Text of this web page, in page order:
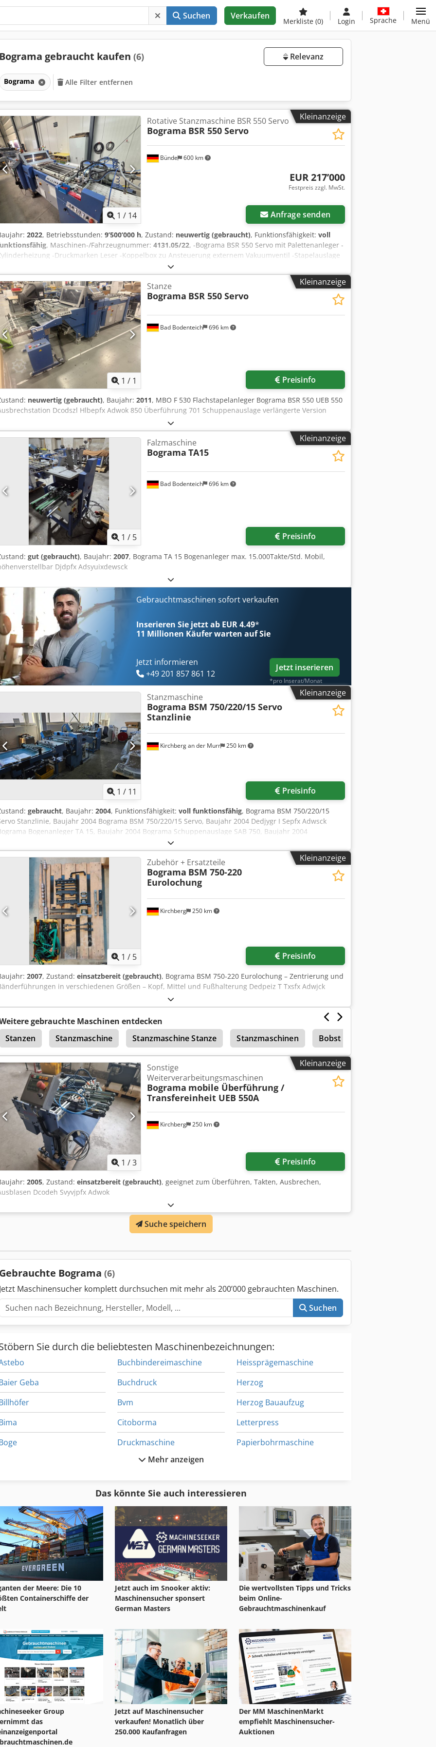
Suchen Verkaufen
Merkliste (0) Login Sprache Menü
Bograma gebraucht kaufen (6) Relevanz
Bograma Alle Filter entfernen
Kleinanzeige
1 / 14
Bünde 600 km
Rotative Stanzmaschine BSR 550 Servo
Bograma BSR 550 Servo
EUR 217’000
Festpreis zzgl. MwSt.
Anfrage senden
2022, Betriebsstunden: 9’500’000 h, Zustand: neuwertig (gebraucht), Funktionsfähigkeit: voll
, Maschinen-/Fahrzeugnummer: 4131.05/22, -Bograma BSR 550 Servo mit Palettenanleger -
-Druckmarken Leser -Koppelbox zu Ansteuerung externem Vakuumventil -Stapelauslage
STA 550BK für max 9 Nutzen -Leistung: 12.000 AT/h 165m/min Djdpfezl Skpsx Adweck -Min. Format 210 x
-Max. Format 550 x 750
Kleinanzeige
1 / 1
Bad Bodenteich 696 km
Stanze
Bograma BSR 550 Servo
Preisinfo
neuwertig (gebraucht), Baujahr: 2011, MBO F 530 Flachstapelanleger Bograma BSR 550 UEB 550
Dcodszl Hlbepfx Adwok 850 Überführung 701 Schuppenauslage verlängerte Version
Kleinanzeige
1 / 5
Bad Bodenteich 696 km
Falzmaschine
Bograma TA15
Preisinfo
gut (gebraucht), Baujahr: 2007, Bograma TA 15 Bogenanleger max. 15.000Takte/Std. Mobil,
Djdpfx Adsyuixdewsck
Gebrauchtmaschinen sofort verkaufen
Inserieren Sie jetzt ab EUR 4.49*
11 Millionen Käufer warten auf Sie
Jetzt informieren
+49 201 857 861 12
Jetzt inserieren
*pro Inserat/Monat
Kleinanzeige
1 / 11
Kirchberg an der Murr 250 km
Stanzmaschine
Bograma BSM 750/220/15 Servo
Stanzlinie
Preisinfo
gebraucht, Baujahr: 2004, Funktionsfähigkeit: voll funktionsfähig, Bograma BSM 750/220/15
Stanzlinie, Baujahr 2004 Bograma BSM 750/220/15 Servo, Baujahr 2004 Dedjygr I Sepfx Adwsck
Bogenanleger TA 15, Baujahr 2004 Bograma Schuppenauslage SAB 750, Baujahr 2004
Kleinanzeige
1 / 5
Kirchberg 250 km
Zubehör + Ersatzteile
Bograma BSM 750-220
Eurolochung
Preisinfo
2007, Zustand: einsatzbereit (gebraucht), Bograma BSM 750-220 Eurolochung – Zentrierung und
in verschiedenen Größen – Kopf, Mittel und Fußhalterung Dedpeiz T Txsfx Adwjck
gebrauchte Maschinen entdecken
Stanzen
Stanzmaschine Stanzmaschine Stanze Stanzmaschinen Bobst
Kleinanzeige
1 /3
Kirchberg 250 km
Sonstige
Weiterverarbeitungsmaschinen
Bograma mobile Überführung /
Transfereinheit UEB 550A
Preisinfo
2005, Zustand: einsatzbereit (gebraucht), geeignet zum Überführen, Takten, Ausbrechen,
Dcodeh Svyvjpfx Adwok
Suche speichern
Gebrauchte Bograma (6)
Jetzt Maschinensucher komplett durchsuchen mit mehr als 200’000 gebrauchten Maschinen.
Suchen
Sie durch die beliebtesten Maschinenbezeichnungen:
Geba
Brehmer
Buchbindereimaschine
Buchdruck
Bvm
Citoborma
Druckmaschine
Falzmaschine
Heidelberger Falzmaschine
Heissprägemaschine
Herzog
Herzog Bauaufzug
Letterpress
Papierbohrmaschine
Mehr anzeigen
Das könnte Sie auch interessieren
der Meere: Die 10
Containerschiffe der
Jetzt auch im Snooker aktiv:
Maschinensucher sponsert
German Masters
Die wertvollsten Tipps und Tricks
beim Online-
Gebrauchtmaschinenkauf
Group
das
Jetzt auf Maschinensucher
verkaufen! Monatlich über
250.000 Kaufanfragen
Der MM MaschinenMarkt
empfiehlt Maschinensucher-
Auktionen